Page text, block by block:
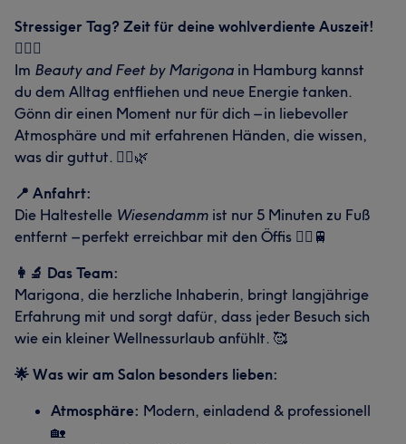
Stressiger Tag? Zeit für deine wohlverdiente Auszeit!
🧘‍♀️✨
Im Beauty and Feet by Marigona in Hamburg kannst
du dem Alltag entfliehen und neue Energie tanken.
Gönn dir einen Moment nur für dich – in liebevoller
Atmosphäre und mit erfahrenen Händen, die wissen,
was dir guttut. 💆‍♀️🌿
📍 Anfahrt:
Die Haltestelle Wiesendamm ist nur 5 Minuten zu Fuß
entfernt – perfekt erreichbar mit den Öffis 🚶‍♀️🚆
👩‍🔬 Das Team:
Marigona, die herzliche Inhaberin, bringt langjährige
Erfahrung mit und sorgt dafür, dass jeder Besuch sich
wie ein kleiner Wellnessurlaub anfühlt. 🥰
🌟 Was wir am Salon besonders lieben:
Atmosphäre: Modern, einladend & professionell
🏡